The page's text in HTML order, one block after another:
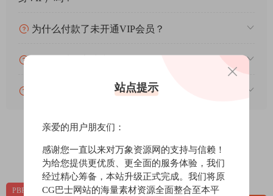
为什么付款了未开通VIP会员？
VIP会员剩余时间查询？
0 0
PBR-布料 PBR材质（在线预览）
站点提示
亲爱的用户朋友们：
感谢您一直以来对万象资源网的支持与信赖！
为给您提供更优质、更全面的服务体验，我们
经过精心筹备，本站升级正式完成。我们将原
CG巴士网站的海量素材资源全面整合至本平